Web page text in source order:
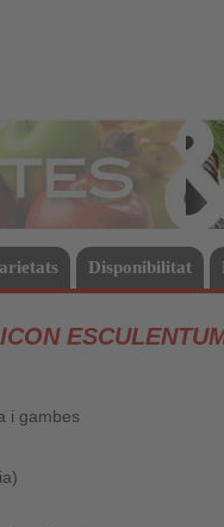
Disponibilitat
i gambes